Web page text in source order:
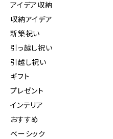
アイデア収納
収納アイデア
新築祝い
引っ越し祝い
引越し祝い
ギフト
プレゼント
インテリア
おすすめ
ベーシック